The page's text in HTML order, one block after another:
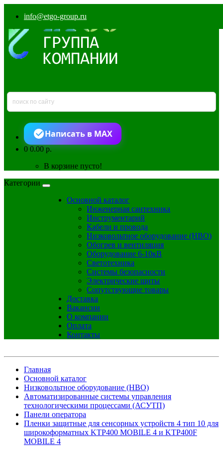
info@etgo-group.ru
Написать в MAX
00.00 р.
В корзине пусто!
Категории
Основной каталог
Инженерная сантехника
Инструментарий
Кабели и провода
Низковольтное оборудование (НВО)
Обогрев и вентиляция
Оборудование 6-10кВ
Светотехника
Системы безопасности
Электрические щиты
Сопутствующие товары
Доставка
Вакансии
О компании
Оплата
Контакты
Главная
Основной каталог
Низковольтное оборудование (НВО)
Автоматизированные системы управления
технологическими процессами (АСУТП)
Панели оператора
Пленки защитные для сенсорных устройств 4 тип 10 для
широкоформатных KTP400 MOBILE 4 и KTP400F
MOBILE 4